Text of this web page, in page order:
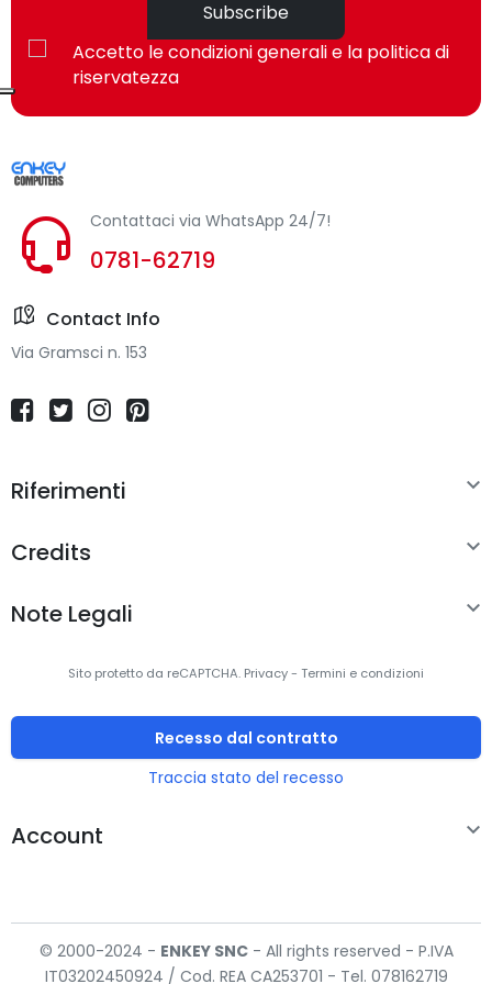
Banda Wi-Fi Banda singola (2.4 GHz)
Range di
2,4 - 2,4835 GHz
Raggio
d'azione
10 m
Versione
Profili
Design
Interno
Colore del
Sì
Alimentazione
Requisiti di sistema
Sistema Windows 10 Education,Windows
Subscribe
Accetto le condizioni generali e la politica di
riservatezza
Contattaci via WhatsApp 24/7!
0781-62719
Contact Info
Via Gramsci n. 153
Riferimenti 
Credits 
Note Legali 
Sito protetto da reCAPTCHA. Privacy- Termini e condizioni
Recesso dal contratto
Traccia stato del recesso
Account 
© 2000-2024 - ENKEYSNC- All rights reserved - P.IVA
IT03202450924 / Cod. REA CA253701 - Tel. 078162719